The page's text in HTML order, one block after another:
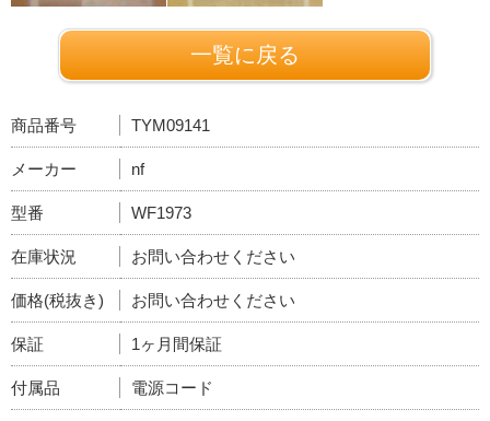
一覧に戻る
商品番号 TYM09141
メーカー nf
型番 WF1973
在庫状況 お問い合わせください
価格(税抜き) お問い合わせください
保証 1ヶ月間保証
付属品 電源コード